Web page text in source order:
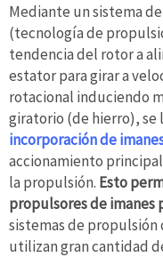
Mediante un sistema
(tecnología de
tendencia del rotor a
estator para girar a
rotacional induciendo
giratorio (de hierro), se
incorporación de
accionamiento
la propulsión. Esto
propulsores de imanes
sistemas de
utilizan gran cantidad